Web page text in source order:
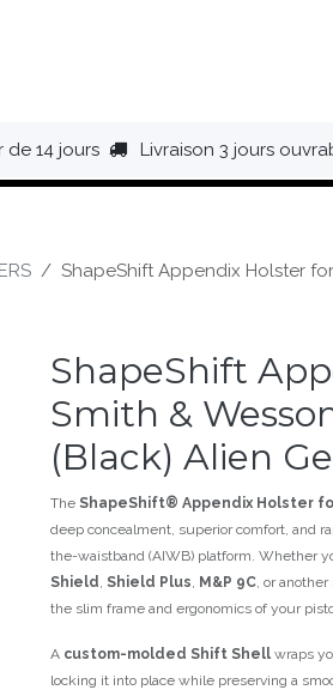
de 14 jours Livraison 3 jours
ShapeShift Appendix Holster
ShapeShift
Smith &
(Black) Alien
The ShapeShift® Appendix Holster
deep concealment, superior comfort, and
the-waistband (AIWB) platform. Whether
Shield, Shield Plus, M&P 9C, or
the slim frame and ergonomics of your
A custom-molded Shift Shellwraps
locking it into place while preserving a